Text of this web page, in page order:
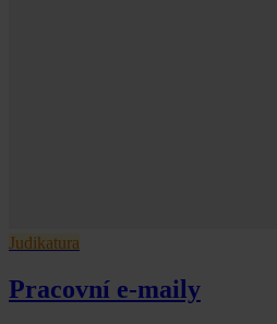
Judikatura
Pracovní e-maily